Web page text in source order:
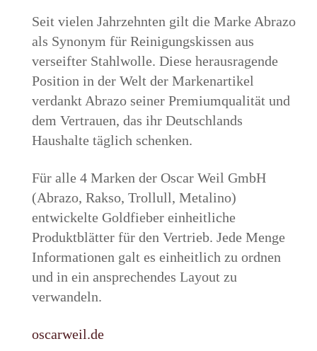
Seit vielen Jahrzehnten gilt die Marke Abrazo
als Synonym für Reinigungskissen aus
verseifter Stahlwolle. Diese herausragende
Position in der Welt der Markenartikel
verdankt Abrazo seiner Premiumqualität und
dem Vertrauen, das ihr Deutschlands
Haushalte täglich schenken.
Für alle 4 Marken der Oscar Weil GmbH
(Abrazo, Rakso, Trollull, Metalino)
entwickelte Goldfieber einheitliche
Produktblätter für den Vertrieb. Jede Menge
Informationen galt es einheitlich zu ordnen
und in ein ansprechendes Layout zu
verwandeln.
oscarweil.de